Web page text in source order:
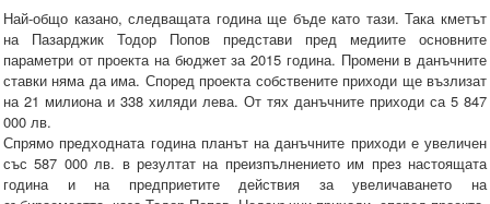
Най-общо казано, следващата година ще бъде като тази. Така кметът
на Пазарджик Тодор Попов представи пред медиите основните
параметри от проекта на бюджет за 2015 година. Промени в данъчните
ставки няма да има. Според проекта собствените приходи ще възлизат
на 21 милиона и 338 хиляди лева. От тях данъчните приходи са 5 847
000 лв.
Спрямо предходната година планът на данъчните приходи е увеличен
със 587 000 лв. в резултат на преизпълнението им през настоящата
година и на предприетите действия за увеличаването на